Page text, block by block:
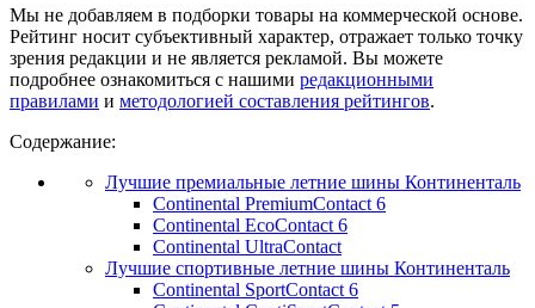
Мы не добавляем в подборки товары на коммерческой основе.
Рейтинг носит субъективный характер, отражает только точку
зрения редакции и не является рекламой. Вы можете
подробнее ознакомиться с нашими редакционными
правилами и методологией составления рейтингов.
Содержание:
Лучшие премиальные летние шины Континенталь
Continental PremiumContact 6
Continental EcoContact 6
Continental UltraContact
Лучшие спортивные летние шины Континенталь
Continental SportContact 6